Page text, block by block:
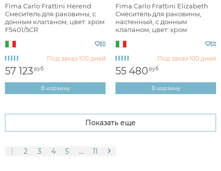
Fima Carlo Frattini Herend
Смеситель для раковины, с
донным клапаном, цвет: хром
F5401/5CR
Под заказ 100 дней
57 123 руб.
В корзину
Fima Carlo Frattini Elizabeth
Смеситель для раковины,
настенный, с донным
клапаном, цвет: хром
Под заказ 100 дней
55 480 руб.
В корзину
Показать еще
1 2 3 4 5 ... 11